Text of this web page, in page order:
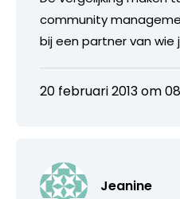
community
bij een partner van
20 februari 2013 om
Jeanine